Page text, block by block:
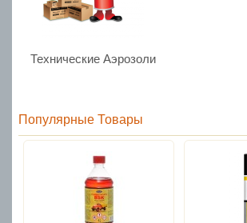
Технические Аэрозоли
Популярные Товары